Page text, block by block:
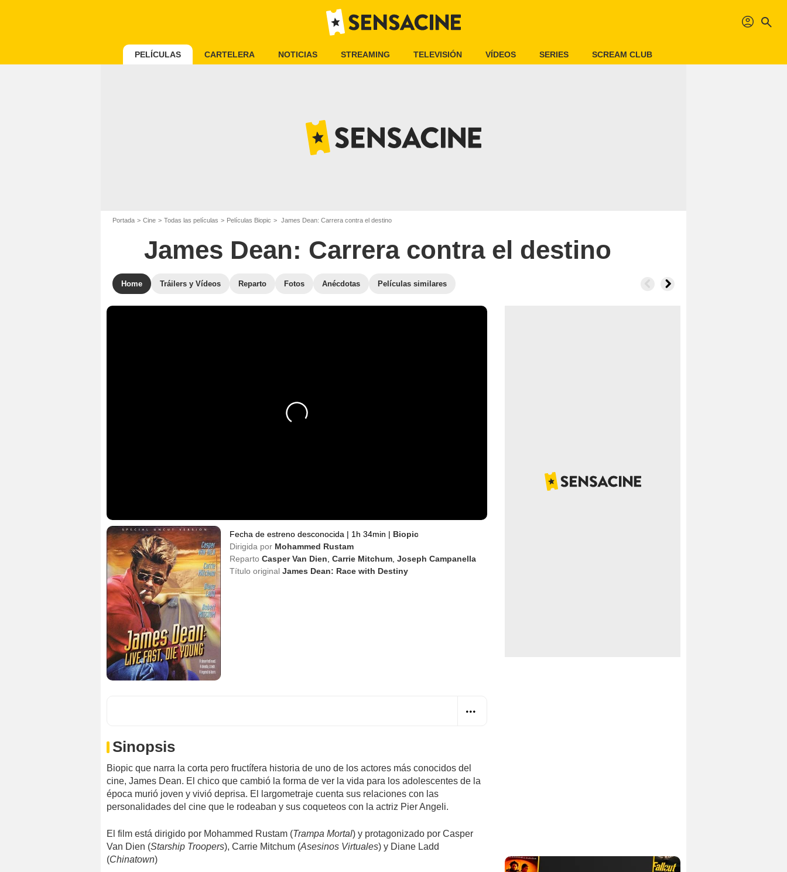
profil search
PELÍCULAS CARTELERA NOTICIAS STREAMING TELEVISIÓN VÍDEOS SERIES SCREAM CLUB
Portada Cine Todas las películas Películas Biopic James Dean: Carrera contra el destino
James Dean: Carrera contra el destino
Home Tráilers y Vídeos Reparto Fotos Anécdotas Películas similares
Fecha de estreno desconocida | 1h 34min | Biopic
Dirigida por Mohammed Rustam
Reparto Casper Van Dien Carrie Mitchum Joseph Campanella
Título original James Dean: Race with Destiny
Sinopsis
Biopic que narra la corta pero fructífera historia de uno de los actores más conocidos del
cine, James Dean. El chico que cambió la forma de ver la vida para los adolescentes de la
época murió joven y vivió deprisa. El largometraje cuenta sus relaciones con las
personalidades del cine que le rodeaban y sus coqueteos con la actriz Pier Angeli.
El film está dirigido por Mohammed Rustam (Trampa Mortal) y protagonizado por Casper
Van Dien (Starship Troopers), Carrie Mitchum (Asesinos Virtuales) y Diane Ladd
(Chinatown)